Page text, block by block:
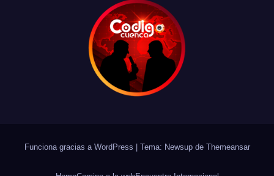
Funciona gracias a WordPress Tema: Newsup de Themeansar